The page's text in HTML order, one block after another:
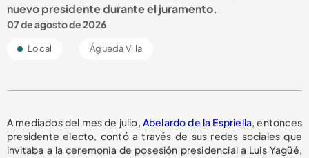
nuevo presidente durante el juramento.
07 de agosto de 2026
Local Águeda Villa
A mediados del mes de julio, Abelardo de la Espriella, entonces
presidente electo, contó a través de sus redes sociales que
invitaba a la ceremonia de posesión presidencial a Luis Yagüé,